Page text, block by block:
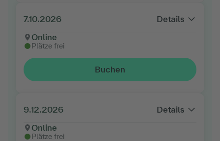
7.10.2026
Details
Online
Plätze frei
Buchen
9.12.2026
Details
Online
Plätze frei